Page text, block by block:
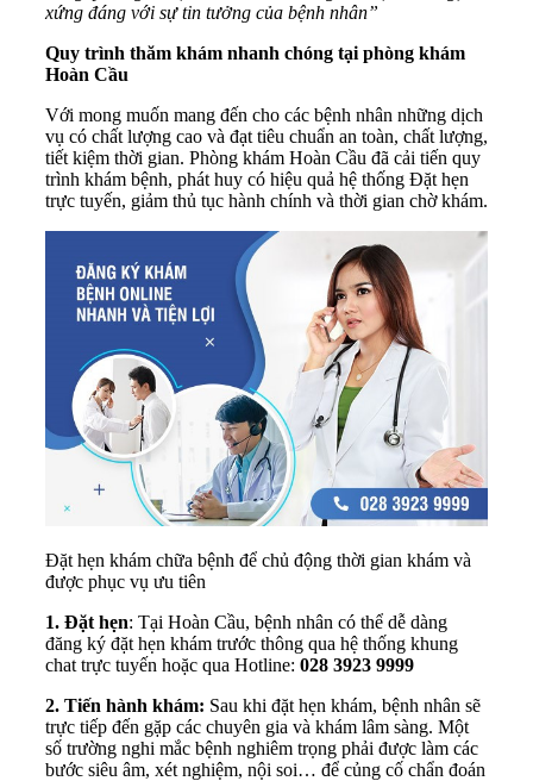
xứng đáng với sự tin tưởng của bệnh nhân”
Quy trình thăm khám nhanh chóng tại phòng khám
Hoàn Cầu
Với mong muốn mang đến cho các bệnh nhân những dịch
vụ có chất lượng cao và đạt tiêu chuẩn an toàn, chất lượng,
tiết kiệm thời gian. Phòng khám Hoàn Cầu đã cải tiến quy
trình khám bệnh, phát huy có hiệu quả hệ thống Đặt hẹn
trực tuyến, giảm thủ tục hành chính và thời gian chờ khám.
Đặt hẹn khám chữa bệnh để chủ động thời gian khám và
được phục vụ ưu tiên
1. Đặt hẹn: Tại Hoàn Cầu, bệnh nhân có thể dễ dàng
đăng ký đặt hẹn khám trước thông qua hệ thống khung
chat trực tuyến hoặc qua Hotline: 028 3923 9999
2. Tiến hành khám: Sau khi đặt hẹn khám, bệnh nhân sẽ
trực tiếp đến gặp các chuyên gia và khám lâm sàng. Một
số trường nghi mắc bệnh nghiêm trọng phải được làm các
bước siêu âm, xét nghiệm, nội soi… để củng cố chẩn đoán